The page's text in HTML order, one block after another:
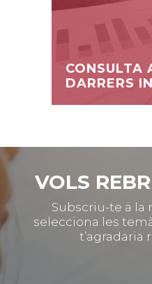
CONSULTA
DARRERS
VOLS
Subscriu-te a la
selecciona les
t’agradaria